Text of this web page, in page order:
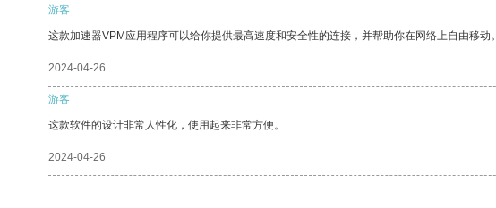
游客
这款加速器VPM应用程序可以给你提供最高速度和安全性的连接，并帮助你在网络上自由移动。
2024-04-26
游客
这款软件的设计非常人性化，使用起来非常方便。
2024-04-26